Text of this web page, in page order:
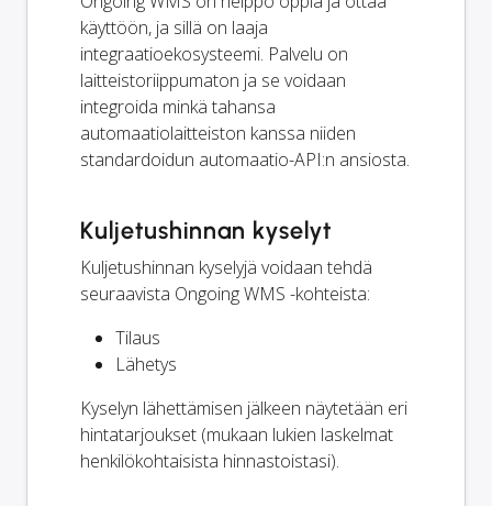
käyttöön, ja sillä on laaja
integraatioekosysteemi. Palvelu on
laitteistoriippumaton ja se voidaan
integroida minkä tahansa
automaatiolaitteiston kanssa niiden
standardoidun automaatio-API:n ansiosta.
Kuljetushinnan kyselyt
Kuljetushinnan kyselyjä voidaan tehdä
seuraavista Ongoing WMS -kohteista:
Tilaus
Lähetys
Kyselyn lähettämisen jälkeen näytetään eri
hintatarjoukset (mukaan lukien laskelmat
henkilökohtaisista hinnastoistasi).